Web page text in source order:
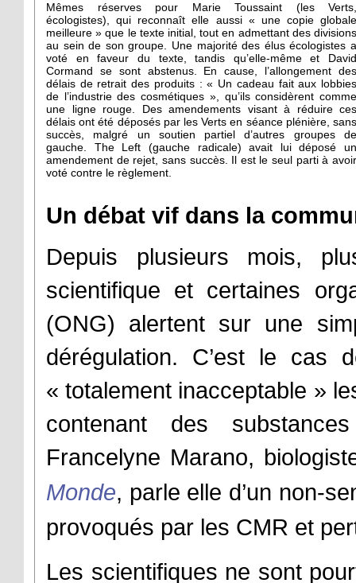
Mêmes réserves pour Marie Toussaint (les Verts,
écologistes), qui reconnaît elle aussi « une copie globale
meilleure » que le texte initial, tout en admettant des divisions
au sein de son groupe. Une majorité des élus écologistes a
voté en faveur du texte, tandis qu’elle-même et David
Cormand se sont abstenus. En cause, l’allongement des
délais de retrait des produits : « Un cadeau fait aux lobbies
de l’industrie des cosmétiques », qu’ils considèrent comme
une ligne rouge. Des amendements visant à réduire ces
délais ont été déposés par les Verts en séance plénière, sans
succès, malgré un soutien partiel d’autres groupes de
gauche. The Left (gauche radicale) avait lui déposé un
amendement de rejet, sans succès. Il est le seul parti à avoir
voté contre le règlement.
Un débat vif dans la
Depuis plusieurs mois,
scientifique et certaines
(ONG) alertent sur une
dérégulation. C’est le cas
« totalement inacceptable »
contenant des
Francelyne Marano,
Monde, parle elle d’un non-
provoqués par les CMR et
Les scientifiques ne sont